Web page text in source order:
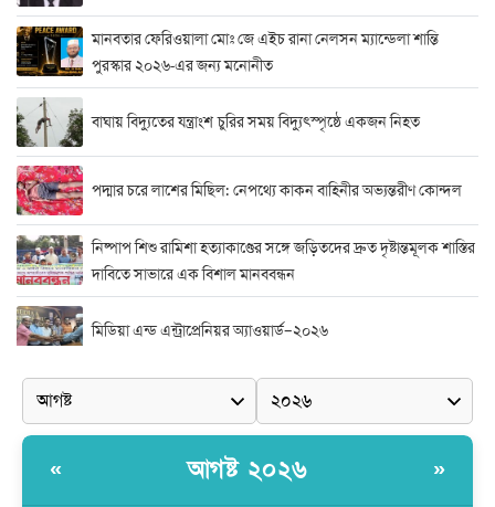
মানবতার ফেরিওয়ালা মোঃ জে এইচ রানা নেলসন ম্যান্ডেলা শান্তি
পুরস্কার ২০২৬-এর জন্য মনোনীত
বাঘায় বিদ্যুতের যন্ত্রাংশ চুরির সময় বিদ্যুৎস্পৃষ্ঠে একজন নিহত
পদ্মার চরে লাশের মিছিল: নেপথ্যে কাকন বাহিনীর অভ্যন্তরীণ কোন্দল
নিষ্পাপ শিশু রামিশা হত্যাকাণ্ডের সঙ্গে জড়িতদের দ্রুত দৃষ্টান্তমূলক শাস্তির
দাবিতে সাভারে এক বিশাল মানববন্ধন
মিডিয়া এন্ড এন্ট্রাপ্রেনিয়র অ্যাওয়ার্ড–২০২৬
র‍্যাবের বিশেষ অভিযান: বিদেশি পিস্তল, গুলি, মাদক ও নগদ অর্থ উদ্ধার,
দুর্নীতি ও অনিয়মের অভিযোগে অভিযুক্ত সাব-রেজিস্ট্রার মো. জাকির
« আগষ্ট ২০২৬ »